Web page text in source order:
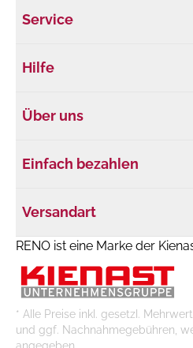
Service
Hilfe
Über uns
Einfach bezahlen
Versandart
RENO ist eine Marke der
* Alle Preise inkl. gesetzl.
und ggf. Nachnahmegebühren,